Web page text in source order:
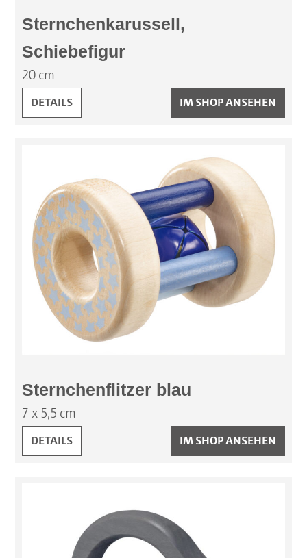
Sternchenkarussell,
Schiebefigur
20 cm
STERNCHENKARUSSELL, SCHIEBEFIGUR:
DETAILS IM SHOP ANSEHEN
Sternchenflitzer blau
7 x 5,5 cm
STERNCHENFLITZER BLAU:
DETAILS IM SHOP ANSEHEN